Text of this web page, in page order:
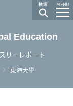
MENU
Education
リーレポート
東海大學